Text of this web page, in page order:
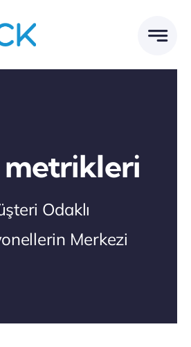
metrikleri
Odaklı
Merkezi